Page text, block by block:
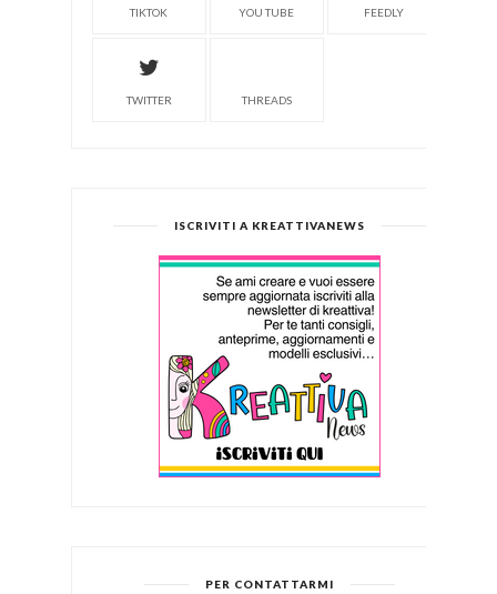
TIKTOK YOU TUBE FEEDLY
TWITTER THREADS
ISCRIVITI A KREATTIVANEWS
PER CONTATTARMI